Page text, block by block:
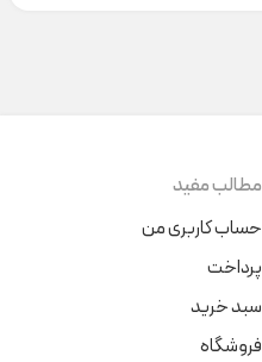
مطالب مفید
حساب کاربری من
پرداخت
سبد خرید
فروشگاه